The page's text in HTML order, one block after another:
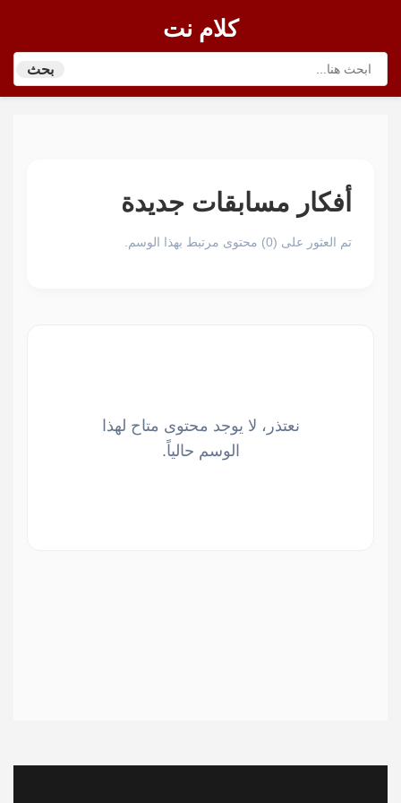
كلام نت
بحث
أفكار مسابقات جديدة
تم العثور على (0) محتوى مرتبط بهذا الوسم.
نعتذر، لا يوجد محتوى متاح لهذا
الوسم حالياً.